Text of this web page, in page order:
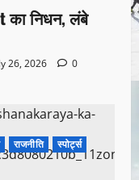
का निधन, लंबे
26, 2026
0
राजनीति
स्पोर्ट्स